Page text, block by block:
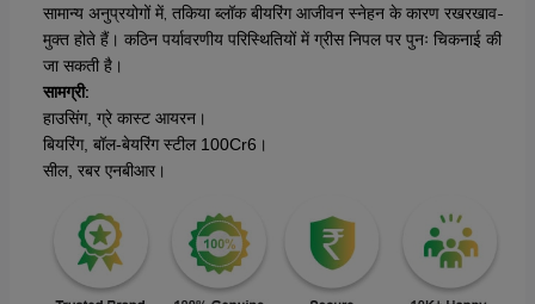
सामान्य अनुप्रयोगों में, तकिया ब्लॉक बीयरिंग आजीवन स्नेहन के कारण रखरखाव-
मुक्त होते हैं। कठिन पर्यावरणीय परिस्थितियों में ग्रीस निपल पर पुनः चिकनाई की
जा सकती है।
सामग्री:
हाउसिंग, ग्रे कास्ट आयरन।
बियरिंग, बॉल-बेयरिंग स्टील 100Cr6।
सील, रबर एनबीआर।